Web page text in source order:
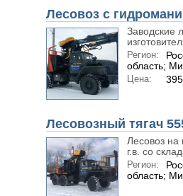
Лесовоз с
Заводские
Регион:
область;
Цена:
Лесовозный тягач
Лесовоз
г.в. со
Регион:
область;